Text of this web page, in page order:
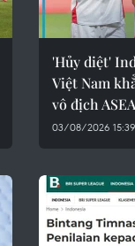
'Hủy diệt'
Việt Nam
vô địch
03/08/2026 15:39